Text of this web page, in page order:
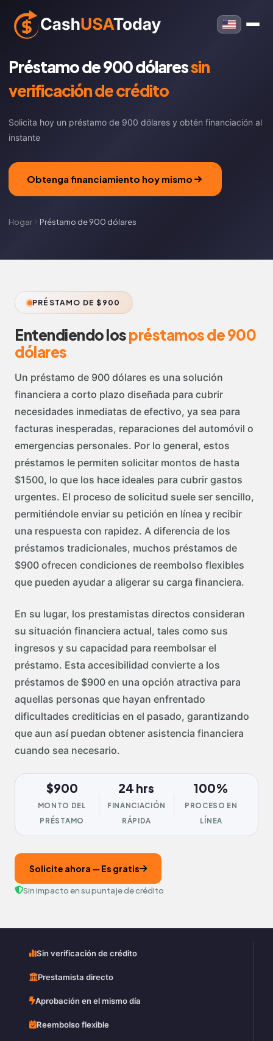
Préstamo de 900 dólaressin
verificación de crédito
Solicita hoy un préstamo de 900 dólares y obtén financiación al
instante
Obtenga financiamiento hoy mismo
Hogar Préstamo de 900 dólares
PRÉSTAMO DE $900
Entendiendo lospréstamos de 900
dólares
Un préstamo de 900 dólares es una solución
financiera a corto plazo diseñada para cubrir
necesidades inmediatas de efectivo, ya sea para
facturas inesperadas, reparaciones del automóvil o
emergencias personales. Por lo general, estos
préstamos le permiten solicitar montos de hasta
$1500, lo que los hace ideales para cubrir gastos
urgentes. El proceso de solicitud suele ser sencillo,
permitiéndole enviar su petición en línea y recibir
una respuesta con rapidez. A diferencia de los
préstamos tradicionales, muchos préstamos de
$900 ofrecen condiciones de reembolso flexibles
que pueden ayudar a aligerar su carga financiera.
En su lugar, los prestamistas directos consideran
su situación financiera actual, tales como sus
ingresos y su capacidad para reembolsar el
préstamo. Esta accesibilidad convierte a los
préstamos de $900 en una opción atractiva para
aquellas personas que hayan enfrentado
dificultades crediticias en el pasado, garantizando
que aun así puedan obtener asistencia financiera
cuando sea necesario.
$900
MONTO DEL
PRÉSTAMO
24 hrs
FINANCIACIÓN
RÁPIDA
100%
PROCESO EN
LÍNEA
Solicite ahora — Es gratis
Sin impacto en su puntaje de crédito
Sin verificación de crédito
Prestamista directo
Aprobación en el mismo día
Reembolso flexible